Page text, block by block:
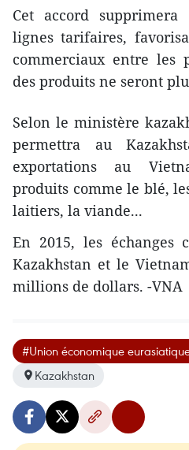
Cet accord
lignes tarifaires,
commerciaux ​entre les
des produits ne seront
Selon le ministère
permettra au
exportations au
produits comme le blé,
laitiers, la viande...
En 2015, les échanges
Kazakhstan et le
millions de dollars. -VNA
#Union économique
Kazakhstan